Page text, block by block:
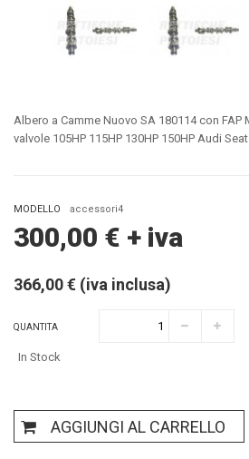
Albero a Camme Nuovo SA 180114 con
valvole 105HP 115HP 130HP 150HP Audi
MODELLO accessori4
300,00 € + iva
366,00 € (iva inclusa)
QUANTITA
In Stock
AGGIUNGI AL CARRELLO